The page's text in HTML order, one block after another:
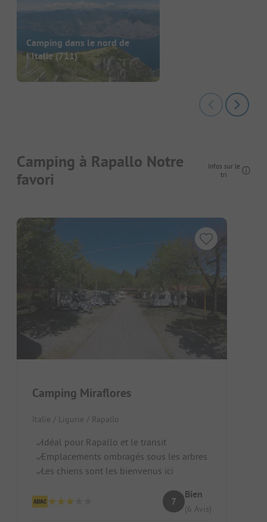
Camping dans le nord de
l'Italie(711)
Camping à Rapallo Notre
favori
Infos sur le
tri
Camping Miraflores
Italie / Ligurie / Rapallo
Idéal pour Rapallo et le transit
Emplacements ombragés sous les arbres
Les chiens sont les bienvenus ici
7
Bien
(6 Avis)